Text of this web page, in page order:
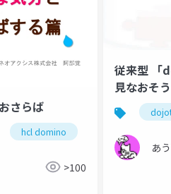
hcl digital solutions
ずっとノーツ hcl digital solutions
さらば
hcl domino
>100
従来型 「
見なおそ
開版
あう